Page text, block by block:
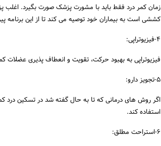
زمان کمر درد فقط باید با مشورت پزشک صورت بگیرد.
کششی است به بیماران خود توصیه می کند تا از این برنامه
4-فیزیوتراپی:
فیزیوتراپی به بهبود حرکت، تقویت و انعطاف پذیری
5-تجویز دارو:
اگر روش های درمانی که تا به حال گفته شد در تسکین
استفاده کند.
6-استراحت مطلق: